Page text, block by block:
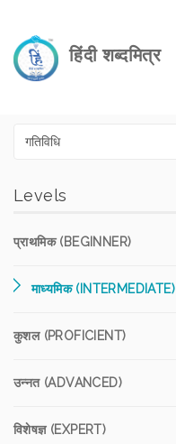
हिंदी शब्दमित्र
Levels
प्राथमिक (BEGINNER)
माध्यमिक (INTERMEDIATE)
कुशल (PROFICIENT)
उन्नत (ADVANCED)
विशेषज्ञ (EXPERT)